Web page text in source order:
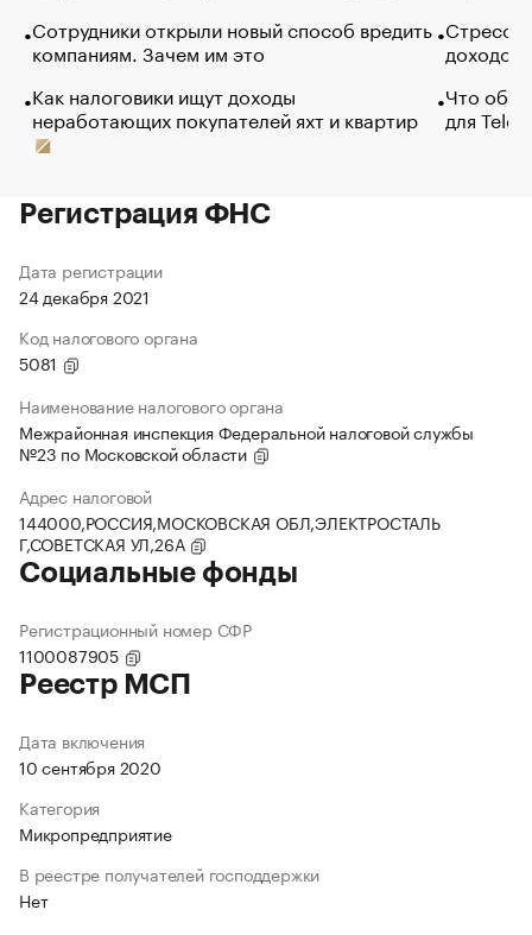
Сотрудники открыли новый способ вредить
компаниям. Зачем им это
Как налоговики ищут доходы
неработающих покупателей яхт и квартир
Стресс
доходов
Что
для
Регистрация ФНС
Дата регистрации
24 декабря 2021
Код налогового органа
5081
Наименование налогового органа
Межрайонная инспекция Федеральной налоговой службы
№23 по Московской области
Адрес налоговой
144000,РОССИЯ,МОСКОВСКАЯ ОБЛ,ЭЛЕКТРОСТАЛЬ
Г,СОВЕТСКАЯ УЛ,26А
Социальные фонды
Регистрационный номер СФР
1100087905
Реестр МСП
Дата включения
10 сентября 2020
Категория
Микропредприятие
В реестре получателей господдержки
Нет